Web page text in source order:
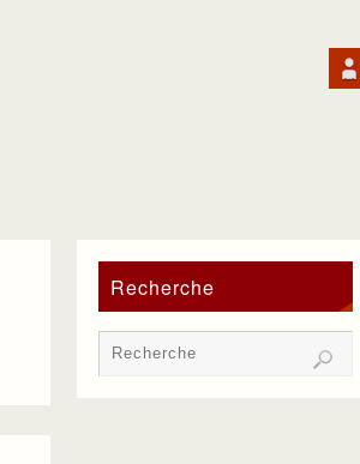
Recherche